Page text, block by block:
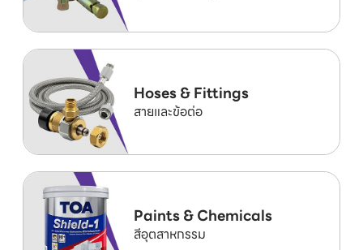
Hoses & Fittings
สายและข้อต่อ
Paints & Chemicals
สีอุตสาหกรรม